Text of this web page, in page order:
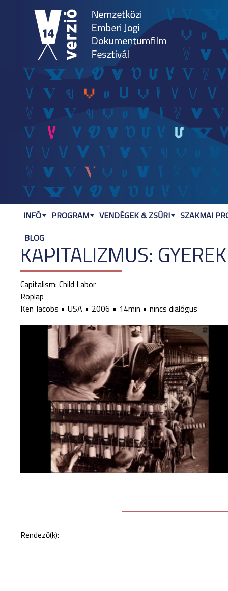
KAPITALIZMUS:
Capitalism: Child Labor
Röplap
Ken Jacobs
USA 2006 14min nincs dialógus
Rendező(k):
INFÓ PROGRAM VENDÉGEK & ZSŰRI
SZAKMAI
BLOG